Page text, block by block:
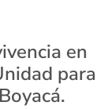
en
para